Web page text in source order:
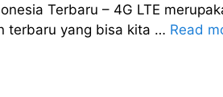
Terbaru – 4G LTE
terbaru yang bisa kita … Read